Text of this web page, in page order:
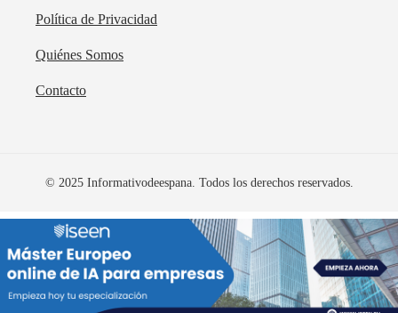
Política de Privacidad
Quiénes Somos
Contacto
© 2025 Informativodeespana. Todos los derechos reservados.